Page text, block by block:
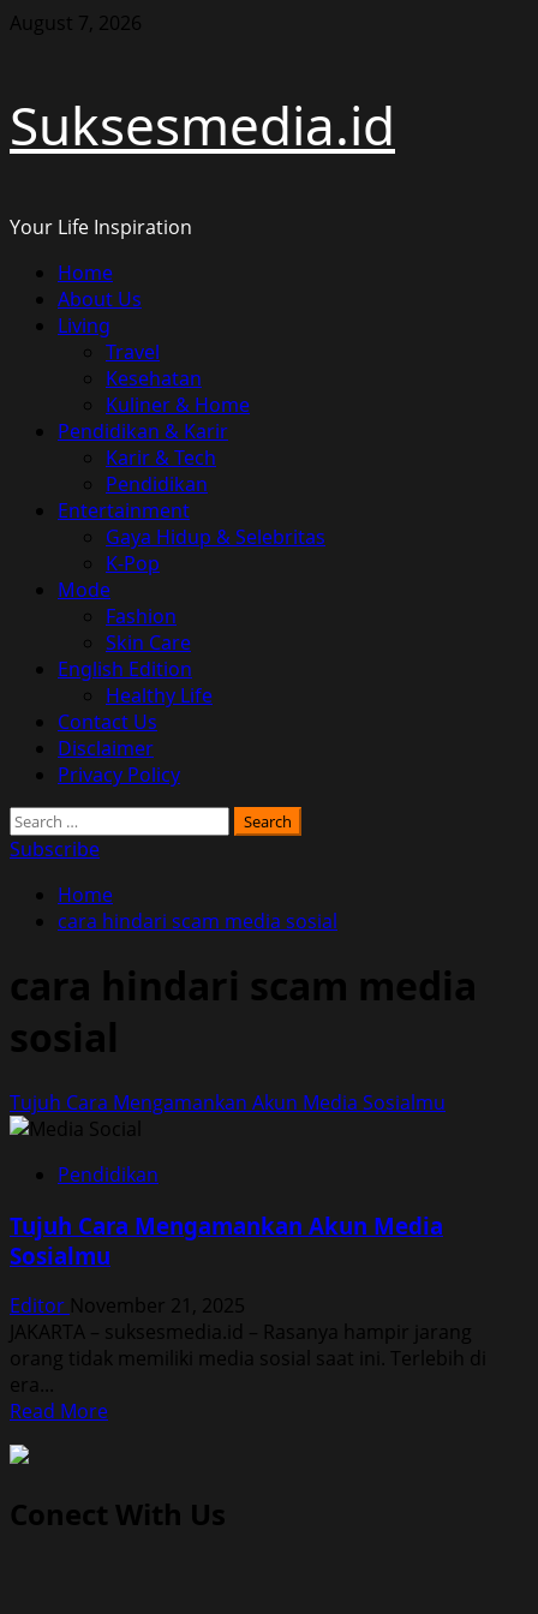
Skip
August 7, 2026
Suksesmedia.id
Your Life Inspiration
Primary
Menu
Home
About Us
Living
Travel
Kesehatan
Kuliner & Home
Pendidikan & Karir
Karir & Tech
Pendidikan
Entertainment
Gaya Hidup & Selebritas
K-Pop
Mode
Fashion
Skin Care
English Edition
Healthy Life
Contact Us
Disclaimer
Privacy Policy
Search
for:
Subscribe
Home
cara hindari scam media sosial
cara hindari scam media
sosial
Tujuh Cara Mengamankan Akun Media Sosialmu
Pendidikan
Tujuh Cara Mengamankan Akun Media
Sosialmu
Editor November 21, 2025
JAKARTA – suksesmedia.id – Rasanya hampir jarang
orang tidak memiliki media sosial saat ini. Terlebih di
era...
Read MoreRead
Cara
Conect With Us